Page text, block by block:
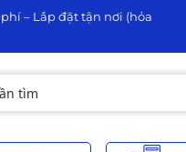
– Lắp đặt tận nơi (hỏa